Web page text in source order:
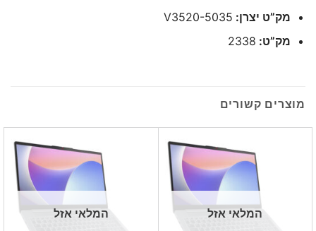
מק”ט יצרן: V3520-5035
מק”ט: 2338
מוצרים קשורים
המלאי אזל המלאי אזל